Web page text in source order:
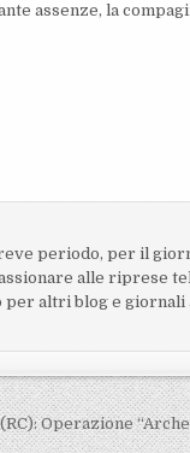
assenze, la
periodo, per il
alle riprese
altri blog e giornali
Operazione